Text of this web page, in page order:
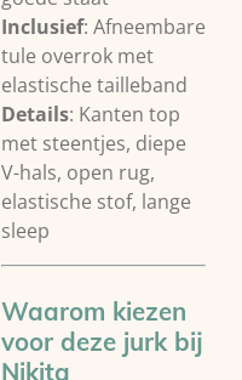
Inclusief: Afneembare
tule overrok met
elastische tailleband
Details: Kanten top
met steentjes, diepe
V-hals, open rug,
elastische stof, lange
sleep
Waarom kiezen
voor deze jurk bij
Nikita